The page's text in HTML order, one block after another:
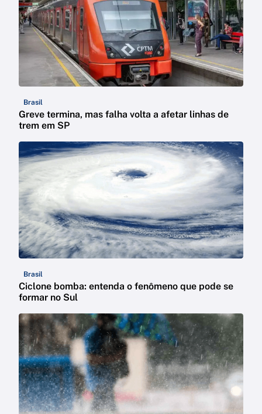
Brasil
Greve termina, mas falha volta a afetar linhas de
trem em SP
Brasil
Ciclone bomba: entenda o fenômeno que pode se
formar no Sul